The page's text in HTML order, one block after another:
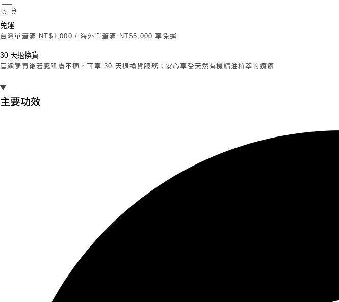
免運
台灣單筆滿 NT$1,000 / 海外單筆滿 NT$5,000 享免運
30 天退換貨
官網購買後若感肌膚不適，可享 30 天退換貨服務；安心享受天然有機精油植萃的療癒
主要功效